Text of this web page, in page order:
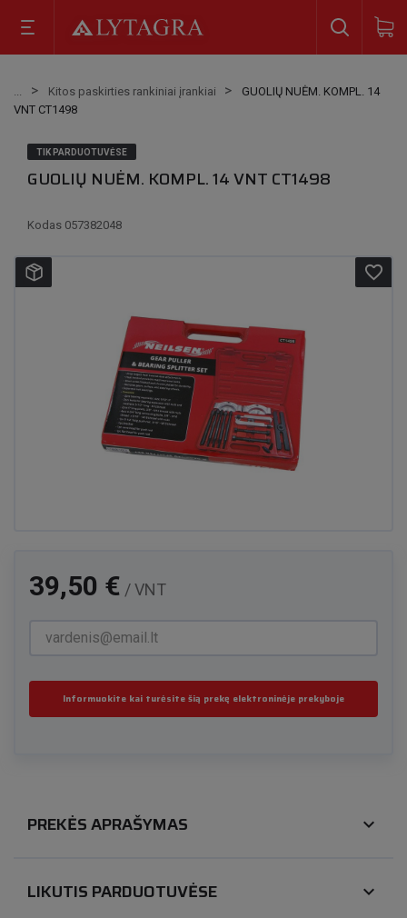
Kitos paskirties rankiniai įrankiai
GUOLIŲ NUĖM. KOMPL. 14
VNT CT1498
TIK PARDUOTUVĖSE
GUOLIŲ NUĖM. KOMPL. 14 VNT CT1498
Kodas 057382048
favorite_border
39,50 € / VNT
Informuokite kai turėsite šią prekę elektroninėje prekyboje
PREKĖS APRAŠYMAS expand_more
LIKUTIS PARDUOTUVĖSE expand_more